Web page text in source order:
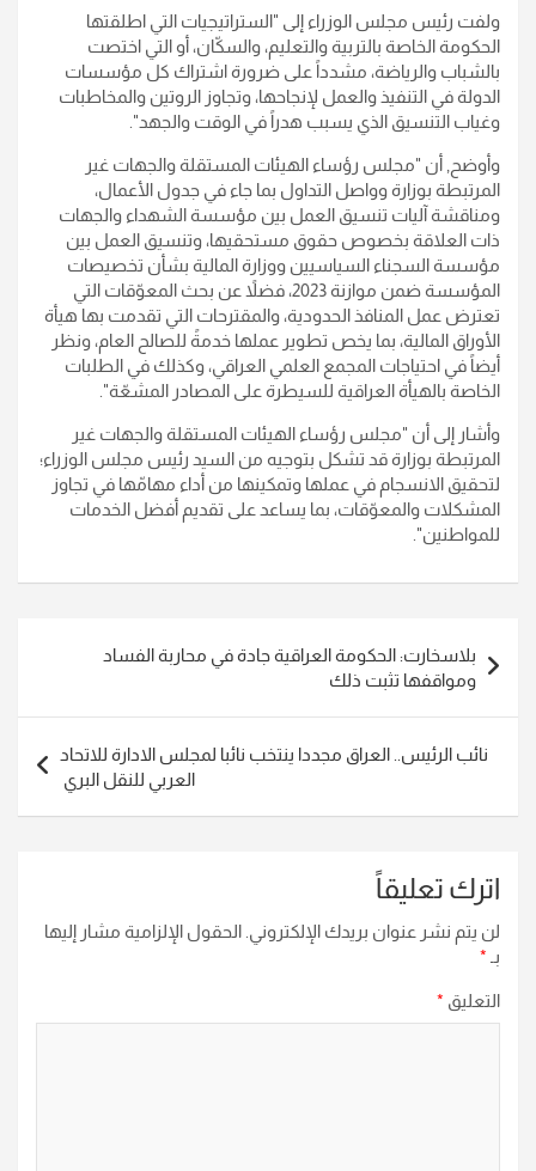
ولفت رئيس مجلس الوزراء إلى "الستراتيجيات التي اطلقتها
الحكومة الخاصة بالتربية والتعليم، والسكّان، أو التي اختصت
بالشباب والرياضة، مشدداً على ضرورة اشتراك كل مؤسسات
الدولة في التنفيذ والعمل لإنجاحها، وتجاوز الروتين والمخاطبات
وغياب التنسيق الذي يسبب هدراً في الوقت والجهد".
وأوضح, أن "مجلس رؤساء الهيئات المستقلة والجهات غير
المرتبطة بوزارة وواصل التداول بما جاء في جدول الأعمال،
ومناقشة آليات تنسيق العمل بين مؤسسة الشهداء والجهات
ذات العلاقة بخصوص حقوق مستحقيها، وتنسيق العمل بين
مؤسسة السجناء السياسيين ووزارة المالية بشأن تخصيصات
المؤسسة ضمن موازنة 2023، فضلاً عن بحث المعوّقات التي
تعترض عمل المنافذ الحدودية، والمقترحات التي تقدمت بها هيأة
الأوراق المالية، بما يخص تطوير عملها خدمةً للصالح العام، ونظر
أيضاً في احتياجات المجمع العلمي العراقي، وكذلك في الطلبات
الخاصة بالهيأة العراقية للسيطرة على المصادر المشعّة".
وأشار إلى أن "مجلس رؤساء الهيئات المستقلة والجهات غير
المرتبطة بوزارة قد تشكل بتوجيه من السيد رئيس مجلس الوزراء؛
لتحقيق الانسجام في عملها وتمكينها من أداء مهامّها في تجاوز
المشكلات والمعوّقات، بما يساعد على تقديم أفضل الخدمات
للمواطنين".
المقالات
بلاسخارت: الحكومة العراقية جادة في محاربة الفساد
ومواقفها تثبت ذلك
نائب الرئيس.. العراق مجددا ينتخب نائبا لمجلس الادارة للاتحاد
العربي للنقل البري
اترك تعليقاً
لن يتم نشر عنوان بريدك الإلكتروني. الحقول الإلزامية مشار إليها
بـ *
التعليق *